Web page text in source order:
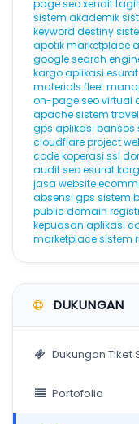
page seoxendit
sistem akademik
keyword destiny
apotikmarketplace
googlesearch
kargoaplikasi esurat
materials fleet
on-page seovirtual
apachesistem
gps aplikasi bansos
cloudflareproject
codekoperasi ssl
audit seoesurat
jasa website
absensi gps sistem
public domain
kepuasan aplikasi
marketplacesistem
DUKUNGAN
Dukungan Tiket
Portofolio